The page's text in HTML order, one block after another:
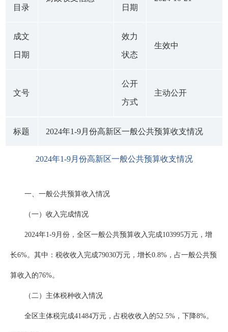
目录 日期
成文
日期
效力
状态
生效中
文号
公开
方式
主动公开
标题 2024年1-9月份高新区一般公共预算收支情况
2024年1-9月份高新区一般公共预算收支情况
一、一般公共预算收入情况
（一）收入完成情况
2024年1-9月份，全区一般公共预算收入完成103995万元，增
长6%。其中：税收收入完成79030万元，增长0.8%，占一般公共预
算收入的76%。
（二）主体税种收入情况
全区主体税完成41484万元，占税收收入的52.5%，下降8%。